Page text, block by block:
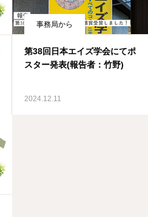
事務局から
第38回日本エイズ学会にてポ
スター発表(報告者：竹野)
2024.12.11